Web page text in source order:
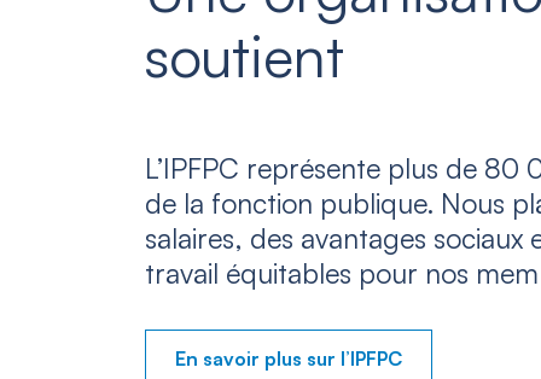
soutient
L’IPFPC représente plus de 80
de la fonction publique. Nous
salaires, des avantages sociaux
travail équitables pour nos
En savoir plus sur l’IPFPC